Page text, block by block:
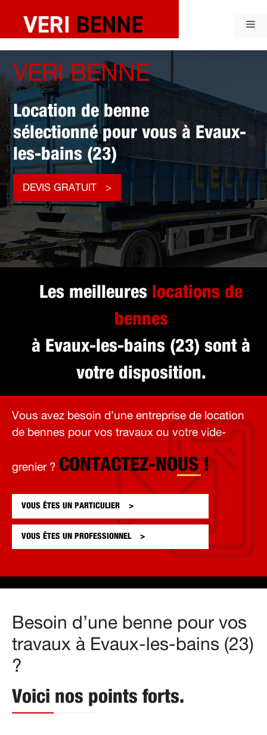
contenu
VERI BENNE
Location de benne
sélectionné pour vous à Evaux-
les-bains (23)
DEVIS GRATUIT
Les meilleures locations de
bennes
à Evaux-les-bains (23) sont à
votre disposition.
Vous avez besoin d’une entreprise de location
de bennes pour vos travaux ou votre vide-
grenier ? CONTACTEZ-NOUS !
VOUS ÊTES UN PARTICULIER
VOUS ÊTES UN PROFESSIONNEL
Besoin d’une benne pour vos
travaux à Evaux-les-bains (23)
?
Voici nos points forts.